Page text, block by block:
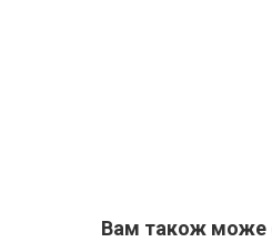
Вам також може